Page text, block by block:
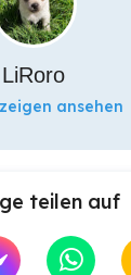
LiRoro
ansehen
teilen auf